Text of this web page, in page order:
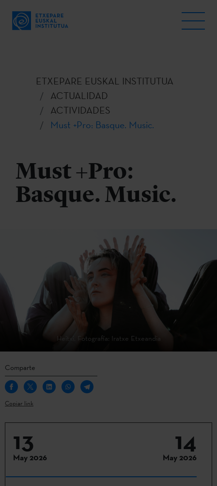
ETXEPARE EUSKAL INSTITUTUA
ACTUALIDAD
ACTIVIDADES
Must +Pro: Basque. Music.
Must +Pro:
Basque. Music.
Heitxi. Fotografía: Iratxe Etxeandia
Comparte
Copiar link
13
May 2026
14
May 2026